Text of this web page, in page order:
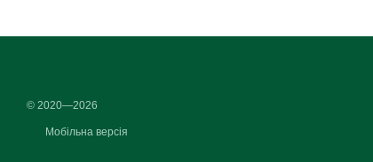
© 2020—2026
Мобільна версія